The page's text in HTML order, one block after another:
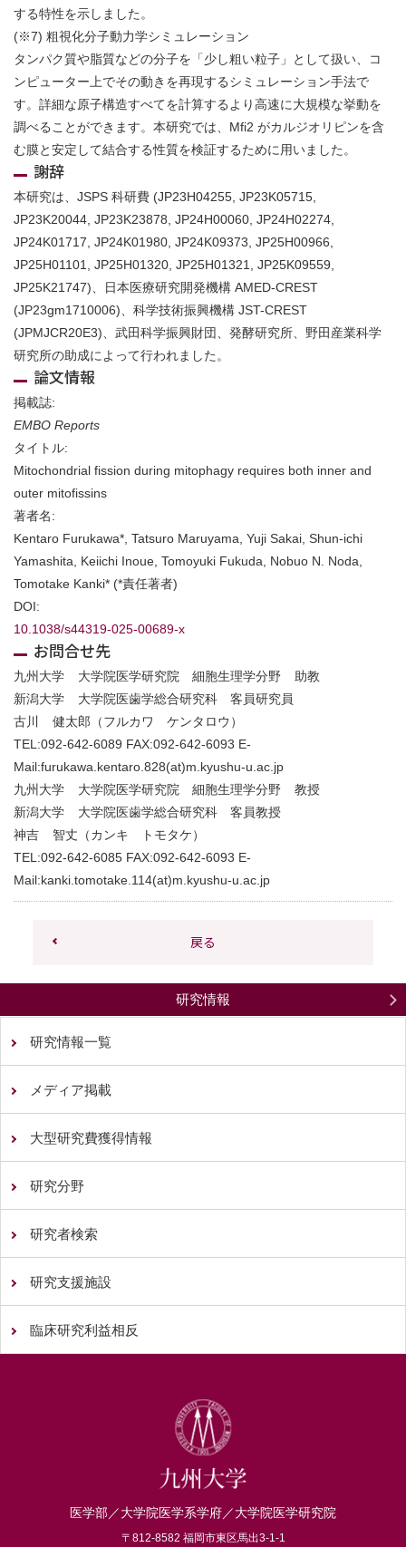
する特性を示しました。
(※7) 粗視化分子動力学シミュレーション
タンパク質や脂質などの分子を「少し粗い粒子」として扱い、コ
ンピューター上でその動きを再現するシミュレーション手法で
す。詳細な原子構造すべてを計算するより高速に大規模な挙動を
調べることができます。本研究では、Mfi2 がカルジオリピンを含
む膜と安定して結合する性質を検証するために用いました。
謝辞
本研究は、JSPS 科研費 (JP23H04255, JP23K05715,
JP23K20044, JP23K23878, JP24H00060, JP24H02274,
JP24K01717, JP24K01980, JP24K09373, JP25H00966,
JP25H01101, JP25H01320, JP25H01321, JP25K09559,
JP25K21747)、日本医療研究開発機構 AMED-CREST
(JP23gm1710006)、科学技術振興機構 JST-CREST
(JPMJCR20E3)、武田科学振興財団、発酵研究所、野田産業科学
研究所の助成によって行われました。
論文情報
掲載誌:
EMBO Reports
タイトル:
Mitochondrial fission during mitophagy requires both inner and
outer mitofissins
著者名:
Kentaro Furukawa*, Tatsuro Maruyama, Yuji Sakai, Shun-ichi
Yamashita, Keiichi Inoue, Tomoyuki Fukuda, Nobuo N. Noda,
Tomotake Kanki* (*責任著者)
DOI:
10.1038/s44319-025-00689-x
お問合せ先
九州大学 大学院医学研究院 細胞生理学分野 助教
新潟大学 大学院医歯学総合研究科 客員研究員
古川 健太郎（フルカワ ケンタロウ）
TEL:092-642-6089 FAX:092-642-6093 E-
Mail:furukawa.kentaro.828(at)m.kyushu-u.ac.jp
九州大学 大学院医学研究院 細胞生理学分野 教授
新潟大学 大学院医歯学総合研究科 客員教授
神吉 智丈（カンキ トモタケ）
TEL:092-642-6085 FAX:092-642-6093 E-
Mail:kanki.tomotake.114(at)m.kyushu-u.ac.jp
戻る
研究情報
研究情報一覧
メディア掲載
大型研究費獲得情報
研究分野
研究者検索
研究支援施設
臨床研究利益相反
医学部／大学院医学系学府／大学院医学研究院
〒812-8582 福岡市東区馬出3-1-1